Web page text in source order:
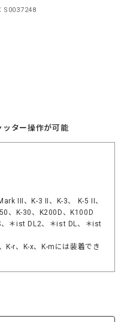
S0037248
ッター操作が可能
III、K-3 II、K-3、 K-5 II、
、K-30、K200D、K100D
＊ist DL2、＊ist DL、＊ist
K-r、K-x、K-mには装着でき